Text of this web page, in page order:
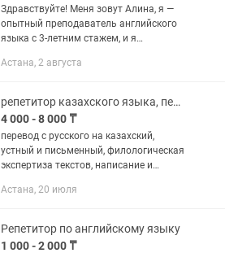
Здравствуйте! Меня зовут Алина, я —
опытный преподаватель английского
языка с 3-летним стажем, и я
увлекательные и результативные
👩🏫...
Астана, 2 августа
репетитор казахского языка, переводчик, пишу эссе на заказ
4 000 - 8 000 ₸
перевод с русского на казахский,
устный и письменный, филологическая
экспертиза текстов, написание и
казахского языка. Хотите свободно
Астана, 20 июля
Репетитор по английскому языку
1 000 - 2 000 ₸